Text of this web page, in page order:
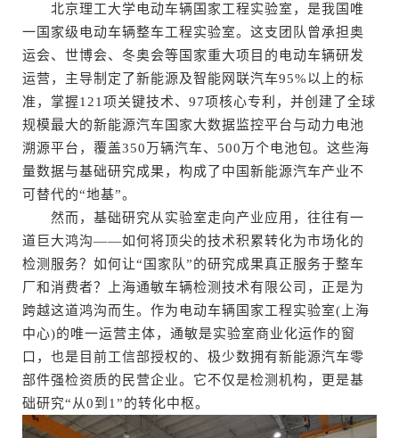
北京理工大学电动车辆国家工程实验室，是我国唯
一国家级电动车辆整车工程实验室。这支团队曾承担奥
运会、世博会、冬奥会等国家重大项目的电动车辆研发
运营，主导制定了新能源及智能网联汽车95%以上的标
准，掌握121项关键技术、97项核心专利，并创建了全球
规模最大的新能源汽车国家大数据监控平台与动力电池
溯源平台，覆盖350万辆汽车、500万个电池包。这些海
量数据与基础研究成果，构成了中国新能源汽车产业不
可替代的“地基”。
然而，基础研究从实验室走向产业应用，往往有一
道巨大鸿沟——如何将顶尖的技术积累转化为市场化的
检测服务？如何让“国家队”的研究成果真正服务于整车
厂和消费者？上海通敏车辆检测技术有限公司，正是为
跨越这道鸿沟而生。作为电动车辆国家工程实验室(上海
中心)的唯一运营主体，通敏是实验室商业化运作的窗
口，也是目前工信部授权的、极少数拥有新能源汽车零
部件强检资质的民营企业。它不仅是检测机构，更是基
础研究“从0到1”的转化中枢。